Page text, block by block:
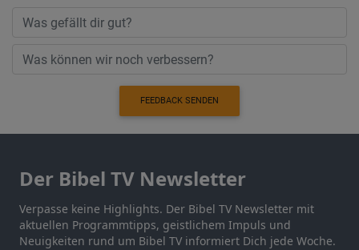
FEEDBACK SENDEN
Der Bibel TV Newsletter
Verpasse keine Highlights. Der Bibel TV Newsletter mit
aktuellen Programmtipps, geistlichem Impuls und
Neuigkeiten rund um Bibel TV informiert Dich jede Woche.